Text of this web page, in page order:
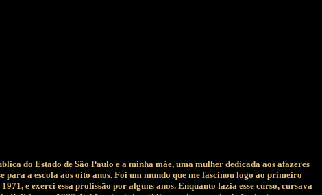
do Estado de São Paulo e a minha mãe, uma mulher dedicada aos afazeres
para a escola aos oito anos. Foi um mundo que me fascinou logo ao primeiro
e exerci essa profissão por alguns anos. Enquanto fazia esse curso, cursava